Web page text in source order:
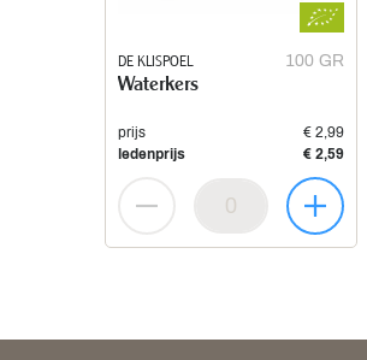
DE KLISPOEL 100 GR
Waterkers
prijs
€ 2,99
ledenprijs
€ 2,59